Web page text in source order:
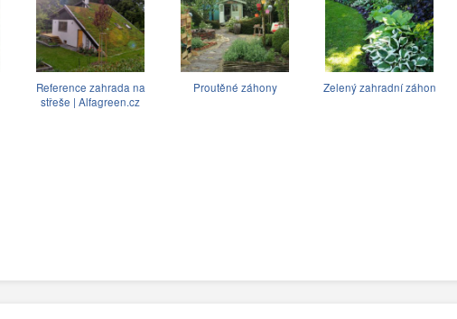
Reference zahrada na
střeše | Alfagreen.cz
Proutěné záhony Zelený zahradní záhon